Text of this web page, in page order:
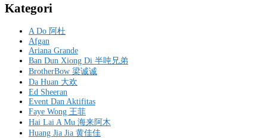
Kategori
A Do 阿杜
Afgan
Ariana Grande
Ban Dun Xiong Di 半吨兄弟
BrotherBow 梁诚诚
Da Huan 大欢
Ed Sheeran
Event Dan Aktifitas
Faye Wong 王菲
Hai Lai A Mu 海来阿木
Huang Jia Jia 黄佳佳